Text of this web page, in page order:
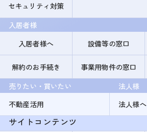
セキュリティ対策
入居者様
入居者様へ
設備等の窓口
解約のお手続き
事業用物件の窓口
売りたい・買いたい
不動産活用
法人様
法人様へ
サイトコンテンツ